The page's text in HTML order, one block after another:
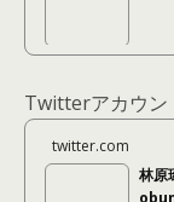
Twitterアカウン
twitter.com
林原